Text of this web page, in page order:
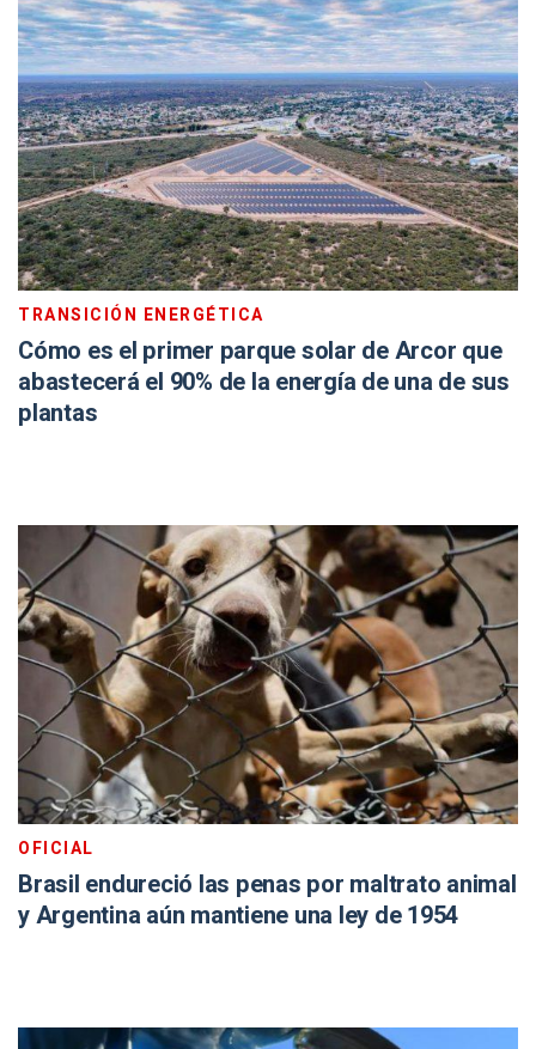
TRANSICIÓN ENERGÉTICA
Cómo es el primer parque solar de Arcor que
abastecerá el 90% de la energía de una de sus
plantas
OFICIAL
Brasil endureció las penas por maltrato animal
y Argentina aún mantiene una ley de 1954